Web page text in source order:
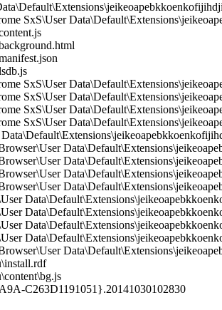
SxS\User
SxS\User
SxS\User
SxS\User
SxS\User
C263D1191051}.20141030102830